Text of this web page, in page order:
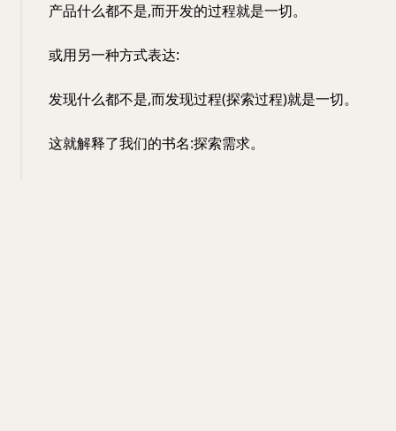
产品什么都不是,而开发的过程就是一切。
或用另一种方式表达:
发现什么都不是,而发现过程(探索过程)就是一切。
这就解释了我们的书名:探索需求。